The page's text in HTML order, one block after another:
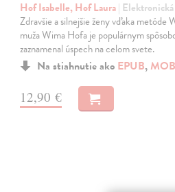
Hof Isabelle, Hof Laura|
Zdravšie a silnejšie ženy vďaka
muža Wima Hofa je populárnym
zaznamenal úspech na celom svete.
Na stiahnutie ako EPUB,
12,90 €